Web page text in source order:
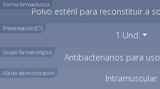
Forma farmacéutica
Polvo estéril para reconstituir a
Presentación (C1)
1 Und.
Grupo farmacológico Antibacterianos para
Vía de administración Intramuscular